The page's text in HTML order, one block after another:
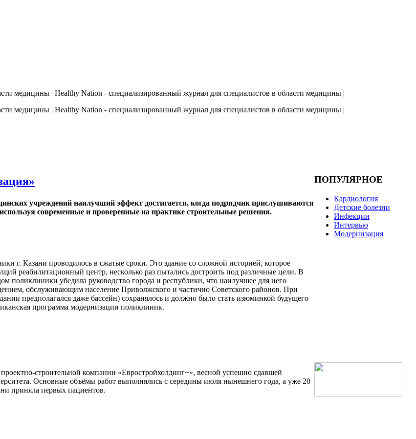
медицины | Healthy Nation - cпециализированный журнал для специалистов в области медицины |
медицины | Healthy Nation - cпециализированный журнал для специалистов в области медицины |
учреждений наилучший эффект достигается, когда подрядчик прислушиваются
современные и проверенные на практике строительные решения.
г. Казани проводилось в сжатые сроки. Это здание со сложной историей, которое
реабилитационный центр, несколько раз пытались достроить под различные цели. В
поликлиники убедила руководство города и республики, что наилучшее для него
обслуживающим население Приволжского и частично Советского районов. При
предполагался даже бассейн) сохранялось и должно было стать изюминкой будущего
программа модернизации поликлиник.
строительной компании «Евростройхолдинг+», весной успешно сдавшей
Основные объёмы работ выполнялись с середины июля нынешнего года, а уже 20
приняла первых пациентов.
ПОПУЛЯРНОЕ
Кардиология
Детские болезни
Инфекции
Интервью
Модернизация